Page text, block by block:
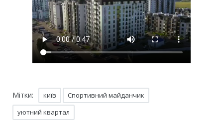
Мітки: київ
Спортивний майданчик
уютний квартал